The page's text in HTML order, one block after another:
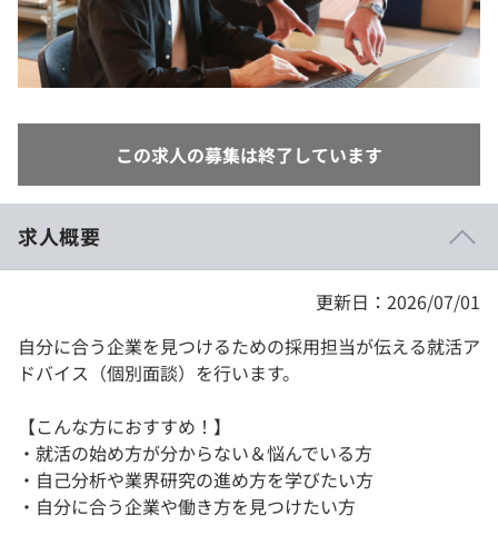
個人向けプラン
法人向けプラン
学校向けプラン
この求人の募集は終了しています
求人概要
更新日：2026/07/01
自分に合う企業を見つけるための採用担当が伝える就活ア
ドバイス（個別面談）を行います。
【こんな方におすすめ！】
・就活の始め方が分からない＆悩んでいる方
・自己分析や業界研究の進め方を学びたい方
・自分に合う企業や働き方を見つけたい方